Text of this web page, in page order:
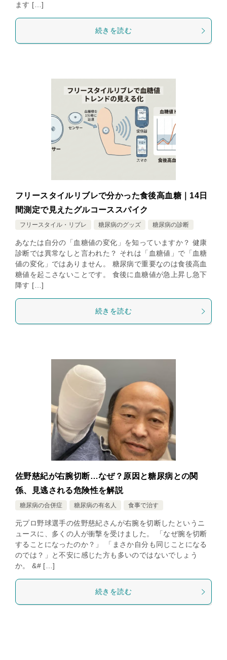
ます […]
続きを読む
フリースタイルリブレで分かった食後高血糖｜14日
間測定で見えたグルコーススパイク
フリースタイル・リブレ 糖尿病のグッズ 糖尿病の診断
あなたは自分の「血糖値の変化」を知っていますか？ 健康
診断では異常なしと言われた？ それは「血糖値」で「血糖
値の変化」ではありません。 糖尿病で重要なのは食後高血
糖値を起こさないことです。 食後に血糖値が急上昇し急下
降す […]
続きを読む
佐野慈紀が右腕切断…なぜ？原因と糖尿病との関
係、見逃される危険性を解説
糖尿病の合併症 糖尿病の有名人 食事で治す
元プロ野球選手の佐野慈紀さんが右腕を切断したというニ
ュースに、多くの人が衝撃を受けました。 「なぜ腕を切断
することになったのか？」 「まさか自分も同じことになる
のでは？」と不安に感じた方も多いのではないでしょう
か。 &# […]
続きを読む